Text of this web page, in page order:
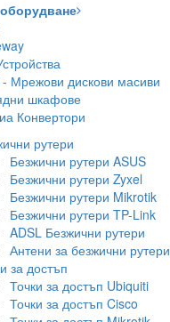
- Мрежови дискови масиви
шкафове
Конвертори
рутери
Безжични рутери ASUS
Безжични рутери Zyxel
Безжични рутери Mikrotik
Безжични рутери TP-Link
ADSL Безжични рутери
Антени за безжични рутери
за достъп
Точки за достъп Ubiquiti
Точки за достъп Cisco